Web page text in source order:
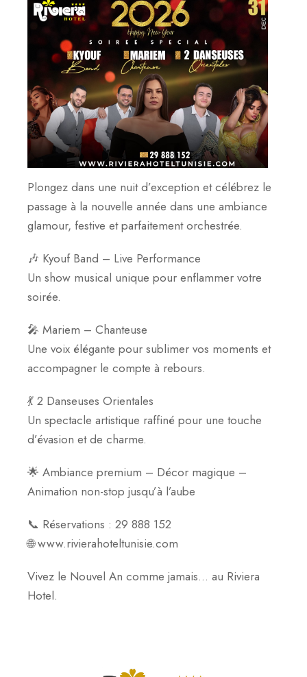
Plongez dans une nuit d’exception et célébrez le
passage à la nouvelle année dans une ambiance
glamour, festive et parfaitement orchestrée.
🎶 Kyouf Band – Live Performance
Un show musical unique pour enflammer votre
soirée.
🎤 Mariem – Chanteuse
Une voix élégante pour sublimer vos moments et
accompagner le compte à rebours.
💃 2 Danseuses Orientales
Un spectacle artistique raffiné pour une touche
d’évasion et de charme.
🌟 Ambiance premium – Décor magique –
Animation non-stop jusqu’à l’aube
📞 Réservations : 29 888 152
🌐 www.rivierahoteltunisie.com
Vivez le Nouvel An comme jamais… au Riviera
Hotel.